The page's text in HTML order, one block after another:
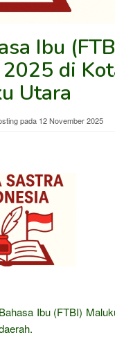
Ibu
di
Utara
pada 12 November 2025
Ibu (FTBI)